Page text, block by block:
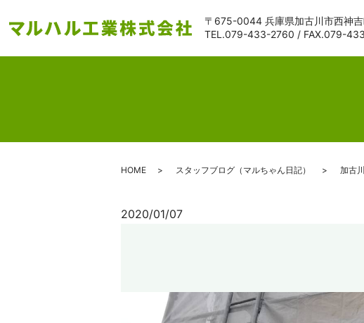
〒675-0044 兵庫県加古川市西神
TEL.079-433-2760 / FAX.079-
HOME スタッフブログ（マルちゃん日記） 加古
2020/01/07